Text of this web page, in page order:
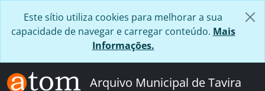
Este sítio utiliza cookies para melhorar a sua
capacidade de navegar e carregar conteúdo. Mais
Informações.
Arquivo Municipal de Tavira